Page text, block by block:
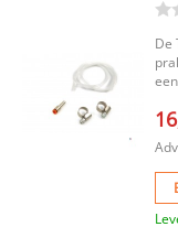
De
het merk
voor